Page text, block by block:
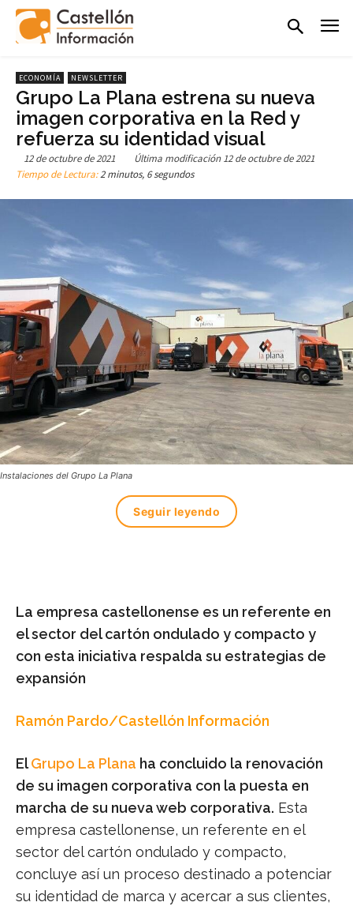
ECONOMÍA NEWSLETTER
Grupo La Plana estrena su nueva
imagen corporativa en la Red y
refuerza su identidad visual
12 de octubre de 2021 Última modificación 12 de octubre de 2021
Tiempo de Lectura:2 minutos, 6 segundos
Instalaciones del Grupo La Plana
Seguir leyendo
La empresa castellonense es un referente en
el sector del cartón ondulado y compacto y
con esta iniciativa respalda su estrategias de
expansión
Ramón Pardo/Castellón Información
ElGrupo La Plana ha concluido la renovación
de su imagen corporativa con la puesta en
marcha de su nueva web corporativa. Esta
empresa castellonense, un referente en el
sector del cartón ondulado y compacto,
concluye así un proceso destinado a potenciar
su identidad de marca y acercar a sus clientes,